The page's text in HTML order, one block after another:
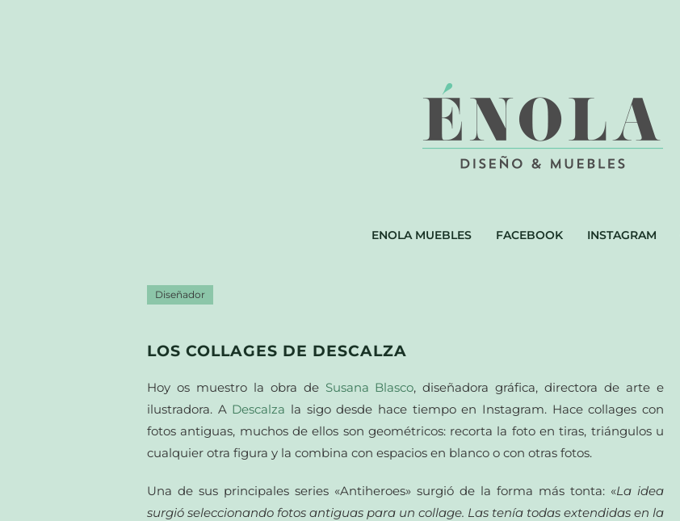
ENOLA MUEBLES FACEBOOK INSTAGRAM
Diseñador
LOS COLLAGES DE DESCALZA
Hoy os muestro la obra de Susana Blasco, diseñadora gráfica, directora de arte e
ilustradora. A Descalza la sigo desde hace tiempo en Instagram. Hace collages con
fotos antiguas, muchos de ellos son geométricos: recorta la foto en tiras, triángulos u
cualquier otra figura y la combina con espacios en blanco o con otras fotos.
Una de sus principales series «Antiheroes» surgió de la forma más tonta: «La idea
surgió seleccionando fotos antiguas para un collage. Las tenía todas extendidas en la